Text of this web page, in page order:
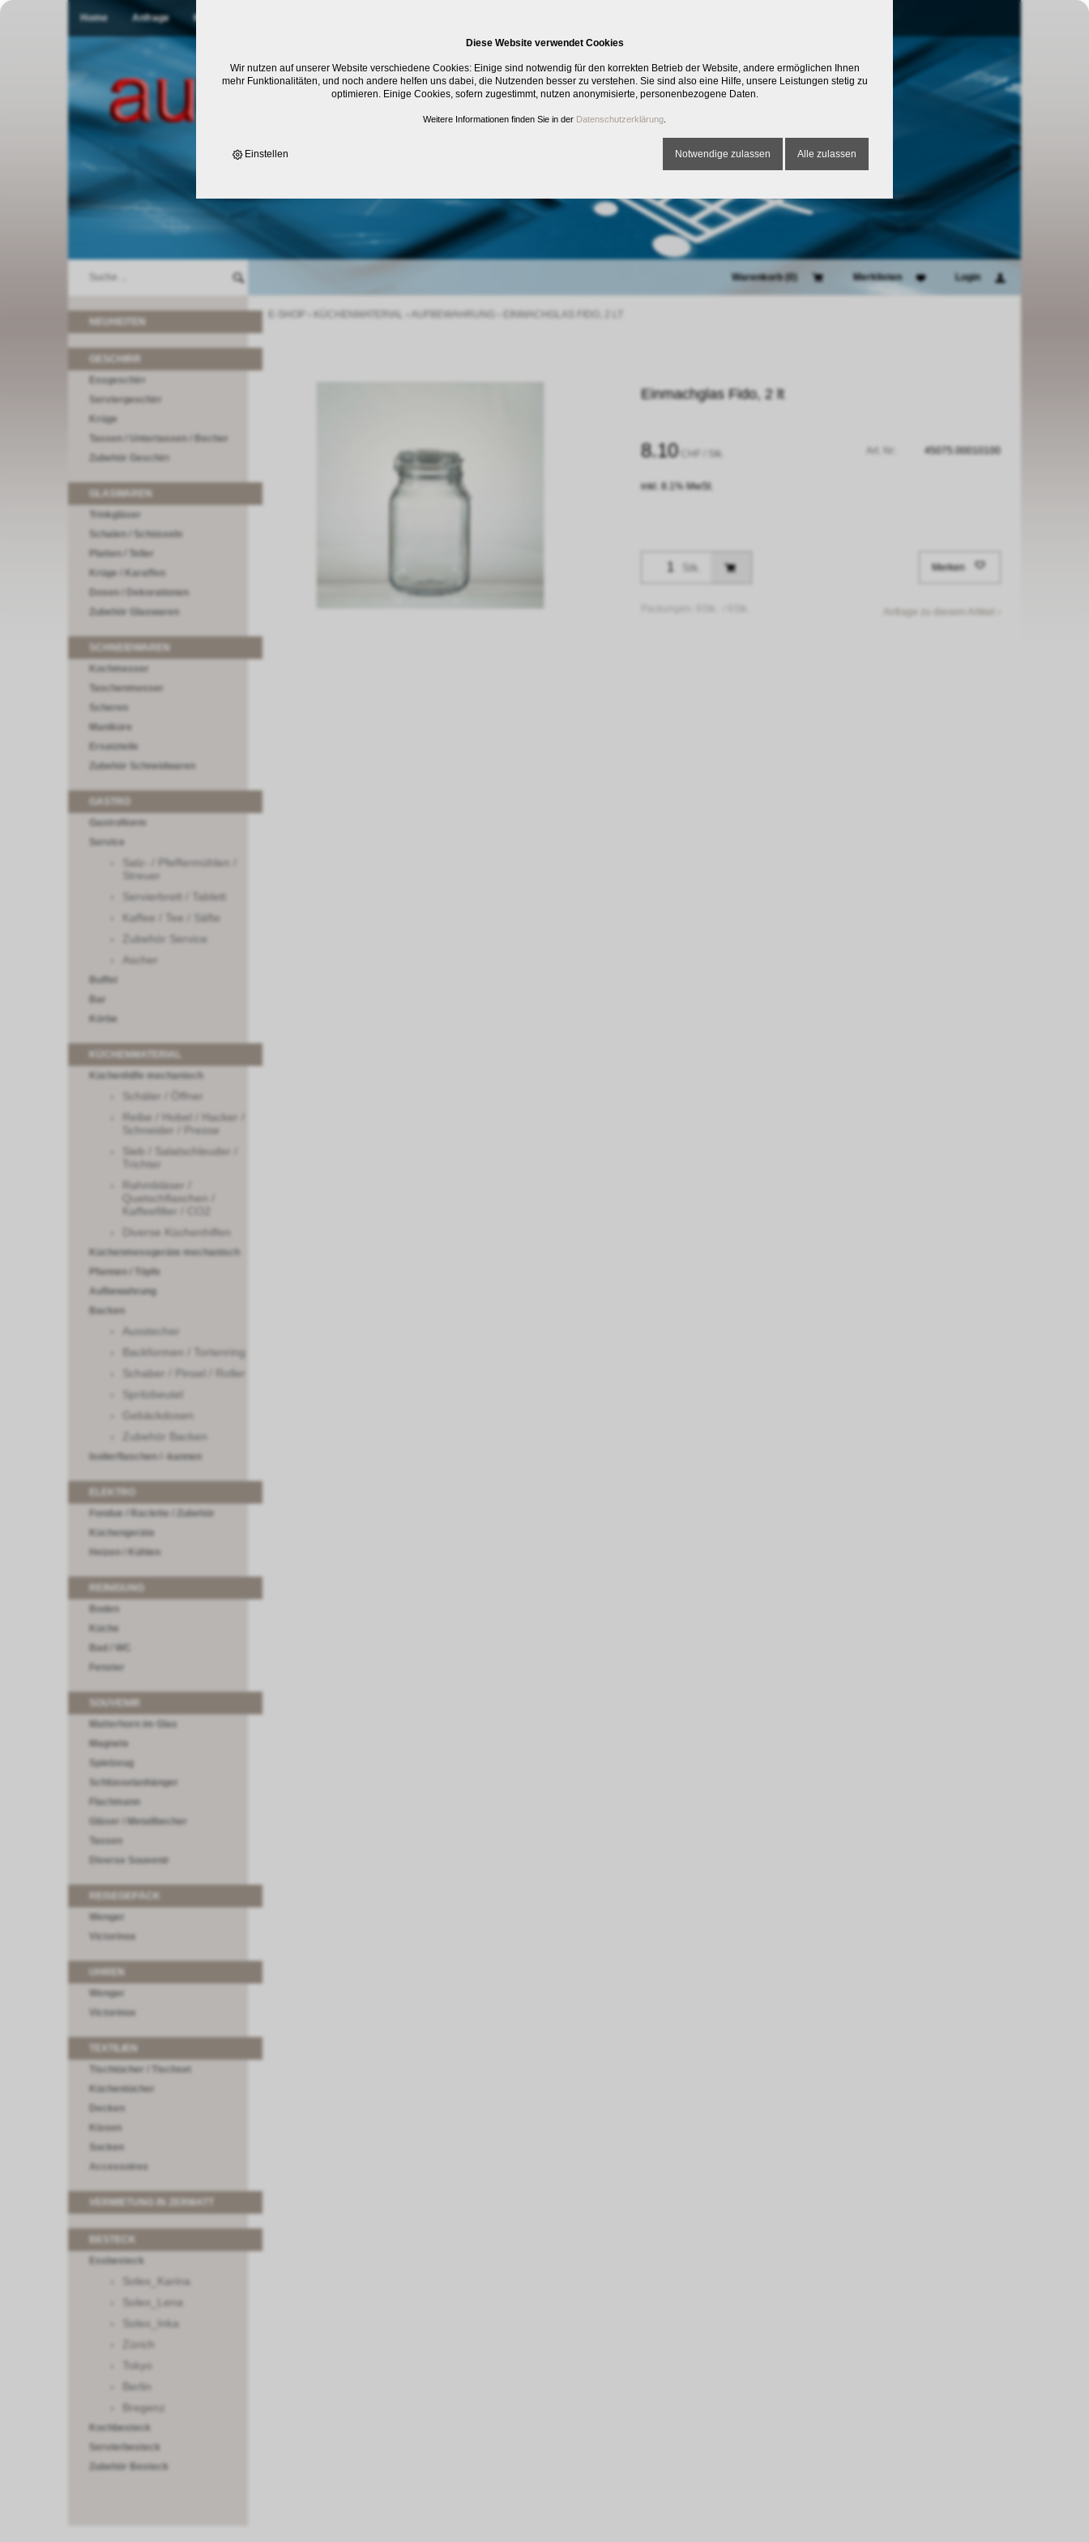
Home Anfrage Kontakt
Warenkorb (0 Merklisten Login
Essgeschirr
Serviergeschirr
Krüge
Tassen / Untertassen / Becher
Zubehör Geschirr
Trinkgläser
Schalen / Schüsseln
Platten / Teller
Krüge / Karaffen
Dosen / Dekorationen
Zubehör Glaswaren
Kochmesser
Taschenmesser
Scheren
Maniküre
Ersatzteile
Zubehör Schneidwaren
GastroNorm
Service
Salz- / Pfeffermühlen /
Streuer
Servierbrett / Tablett
Kaffee / Tee / Säfte
Zubehör Service
Ascher
Buffet
Bar
Körbe
KÜCHENMATERIAL
Küchenhilfe mechanisch
Schäler / Öffner
Reibe / Hobel / Hacker /
Schneider / Presse
Sieb / Salatschleuder /
Trichter
Rahmbläser /
Quetschflaschen /
Kaffeefilter / CO2
Diverse Küchenhilfen
Küchenmessgeräte mechanisch
Pfannen / Töpfe
Aufbewahrung
Backen
Ausstecher
Backformen / Tortenring
Schaber / Pinsel / Roller
Spritzbeutel
Gebäckdosen
Zubehör Backen
Isolierflaschen / -kannen
Fondue / Raclette / Zubehör
Küchengeräte
Heizen / Kühlen
REINIGUNG
Boden
Küche
Bad / WC
Fenster
Matterhorn im Glas
Magnete
Spielzeug
Schlüsselanhänger
Flachmann
Gläser / Metallbecher
Tassen
Diverse Souvenir
REISEGEPÄCK
Wenger
Victorinox
Wenger
Victorinox
Tischtücher / Tischset
Küchentücher
Decken
Kissen
Socken
Accessoires
VERMIETUNG IN ZERMATT
Essbesteck
Solex_Karina
Solex_Lena
Solex_Inka
Zürich
Tokyo
Berlin
Bregenz
Kochbesteck
Servierbesteck
Zubehör Besteck
Einmachglas Fido, 2 lt
8.10 / Stk.
inkl. 8.1% MwSt.
45075.00010100
Stk. Merken
Anfrage zu diesem Artikel ›
Diese Website verwendet Cookies
Wir nutzen auf unserer Website verschiedene Cookies: Einige sind notwendig für den korrekten Betrieb der Website, andere ermöglichen Ihnen
mehr Funktionalitäten, und noch andere helfen uns dabei, die Nutzenden besser zu verstehen. Sie sind also eine Hilfe, unsere Leistungen stetig zu
optimieren. Einige Cookies, sofern zugestimmt, nutzen anonymisierte, personenbezogene Daten.
Weitere Informationen finden Sie in der Datenschutzerklärung
Einstellen Notwendige zulassen Alle zulassen